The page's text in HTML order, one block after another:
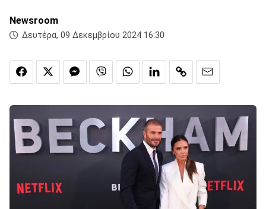
Newsroom
Δευτέρα, 09 Δεκεμβρίου 2024 16:30